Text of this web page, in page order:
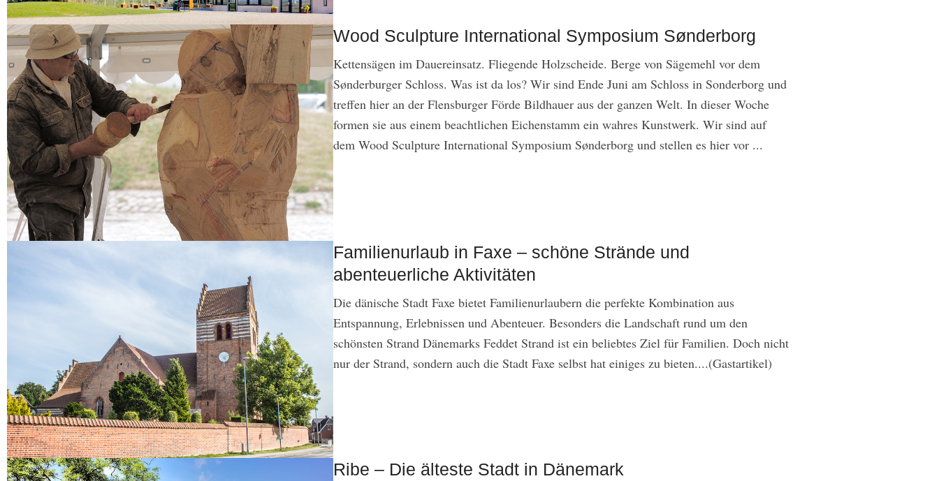
Wood Sculpture International Symposium Sønderborg
Kettensägen im Dauereinsatz. Fliegende Holzscheide. Berge von Sägemehl vor dem
Sønderburger Schloss. Was ist da los? Wir sind Ende Juni am Schloss in Sonderborg und
treffen hier an der Flensburger Förde Bildhauer aus der ganzen Welt. In dieser Woche
formen sie aus einem beachtlichen Eichenstamm ein wahres Kunstwerk. Wir sind auf
dem Wood Sculpture International Symposium Sønderborg und stellen es hier vor ...
Familienurlaub in Faxe – schöne Strände und
abenteuerliche Aktivitäten
Die dänische Stadt Faxe bietet Familienurlaubern die perfekte Kombination aus
Entspannung, Erlebnissen und Abenteuer. Besonders die Landschaft rund um den
schönsten Strand Dänemarks Feddet Strand ist ein beliebtes Ziel für Familien. Doch nicht
nur der Strand, sondern auch die Stadt Faxe selbst hat einiges zu bieten....(Gastartikel)
Ribe – Die älteste Stadt in Dänemark